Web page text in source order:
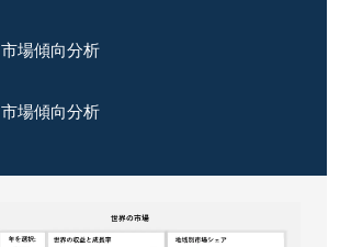
市場傾向分析
市場傾向分析